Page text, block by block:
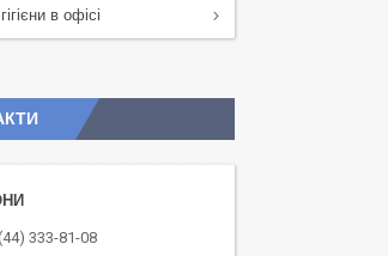
в офісі
333-81-08